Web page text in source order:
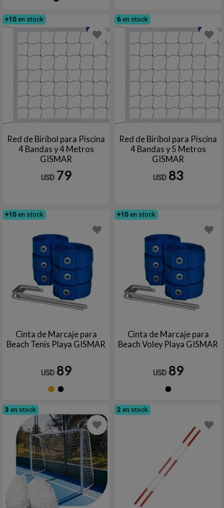
+10 en stock
Red de Biribol para Piscina
4 Bandas y 4 Metros
GISMAR
USD 79
6 en stock
Red de Biribol para Piscina
4 Bandas y 5 Metros
GISMAR
USD 83
+10 en stock
Cinta de Marcaje para
Beach Tenis Playa GISMAR
USD 89
+10 en stock
Cinta de Marcaje para
Beach Voley Playa GISMAR
USD 89
3 en stock 2 en stock